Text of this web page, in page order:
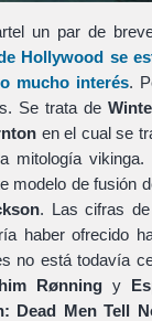
un par de
Hollywood se
mucho interés.
Se trata de
en el cual se
mitología
modelo de fusión
. Las cifras
haber ofrecido
no está todavía
Rønning y
Dead Men Tell